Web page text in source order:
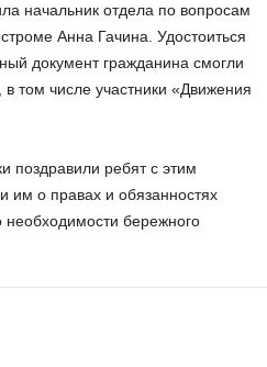
начальник отдела по вопросам
Анна Гачина. Удостоиться
документ гражданина смогли
том числе участники «Движения
поздравили ребят с этим
о правах и обязанностях
необходимости бережного